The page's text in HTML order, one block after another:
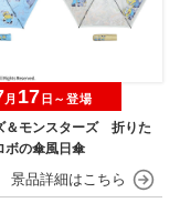
＆モンスターズ 折りた
ボの傘風日傘
月 17 日～登場